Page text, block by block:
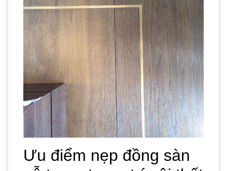
Ưu điểm nẹp đồng sàn